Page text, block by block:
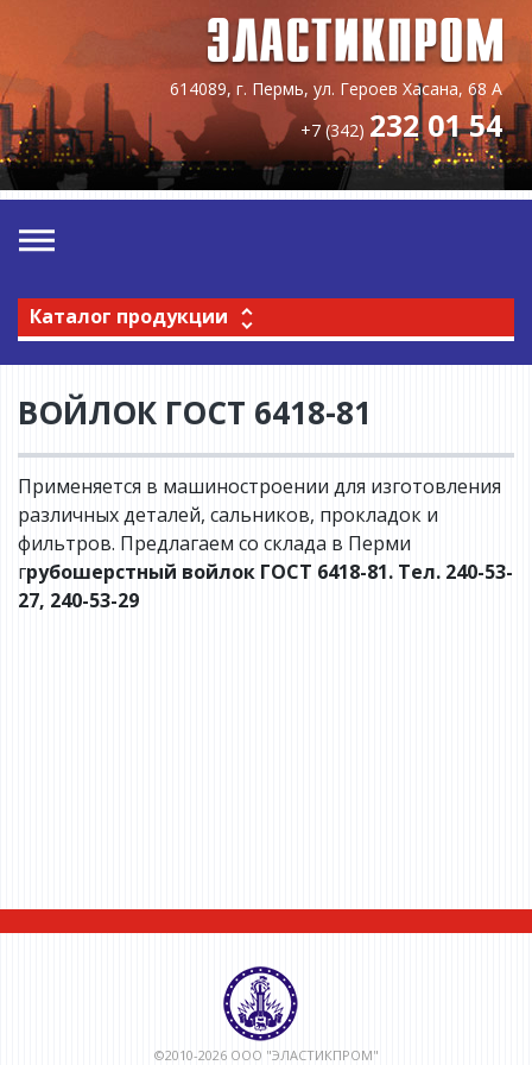
614089, г. Пермь, ул. Героев Хасана, 68 А
+7 (342) 232 01 54
Каталог продукции
ВОЙЛОК ГОСТ 6418-81
Применяется в машиностроении для изготовления
различных деталей, сальников, прокладок и
фильтров. Предлагаем со склада в Перми
грубошерстный войлок ГОСТ 6418-81. Тел. 240-53-
27, 240-53-29
©2010-2026 ООО "ЭЛАСТИКПРОМ"